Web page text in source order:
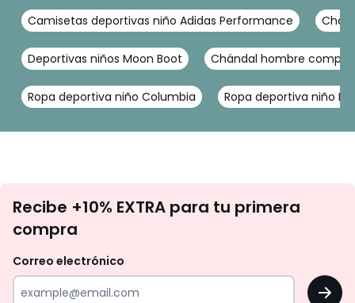
Camisetas deportivas niño Adidas Performance
Deportivas niños Moon Boot Chándal hombre
Ropa deportiva niño Columbia Ropa deportiva niño
te
tu
Recibe +10% EXTRA para tu primera
compra
Correo electrónico
OK